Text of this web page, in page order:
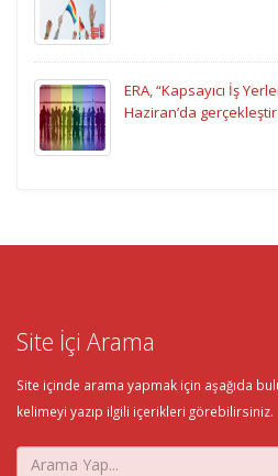
ERA, “Kapsayıcı İş
Haziran’da
Site İçi Arama
Site içinde arama yapmak için aşağıda
kelimeyi yazıp ilgili içerikleri görebilirsiniz.